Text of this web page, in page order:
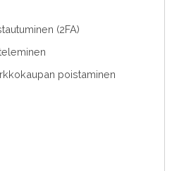
(2FA)
poistaminen